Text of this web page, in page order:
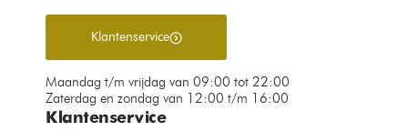
Klantenservice
Maandag t/m vrijdag van 09:00 tot 22:00
Zaterdag en zondag van 12:00 t/m 16:00
Klantenservice